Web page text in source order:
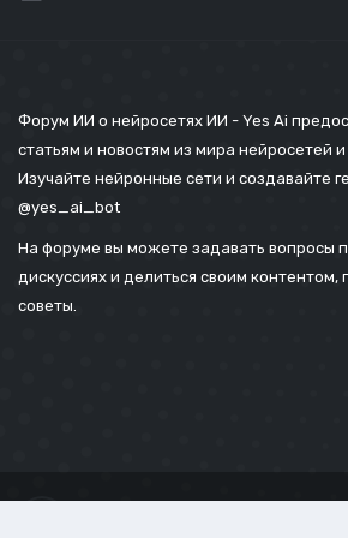
Форум ИИ о нейросетях ИИ - Yes Ai
статьям и новостям из мира нейросетей
Изучайте нейронные сети и создавайте
@yes_ai_bot
На форуме вы можете задавать вопросы
дискуссиях и делиться своим контентом,
советы.